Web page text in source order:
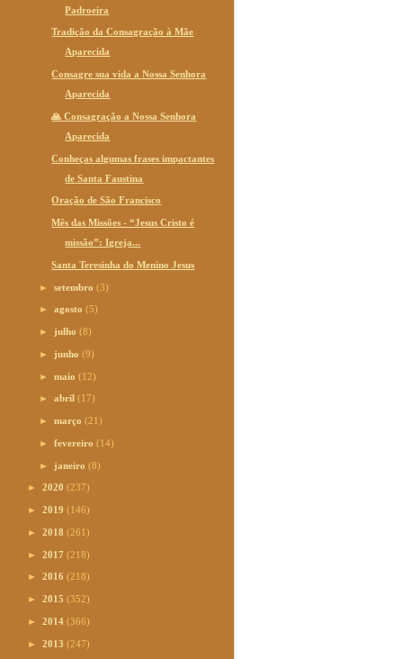
Padroeira
Tradição da Consagração à Mãe
Aparecida
Consagre sua vida a Nossa Senhora
Aparecida
🙏 Consagração a Nossa Senhora
Aparecida
Conheças algumas frases impactantes
de Santa Faustina
Oração de São Francisco
Mês das Missões - “Jesus Cristo é
missão”: Igreja...
Santa Teresinha do Menino Jesus
►setembro(3)
►agosto(5)
► julho(8)
► junho(9)
►maio(12)
►abril(17)
►março(21)
►fevereiro(14)
► janeiro(8)
► 2020 (237)
► 2019 (146)
► 2018 (261)
► 2017 (218)
► 2016 (218)
► 2015 (352)
► 2014 (366)
► 2013 (247)